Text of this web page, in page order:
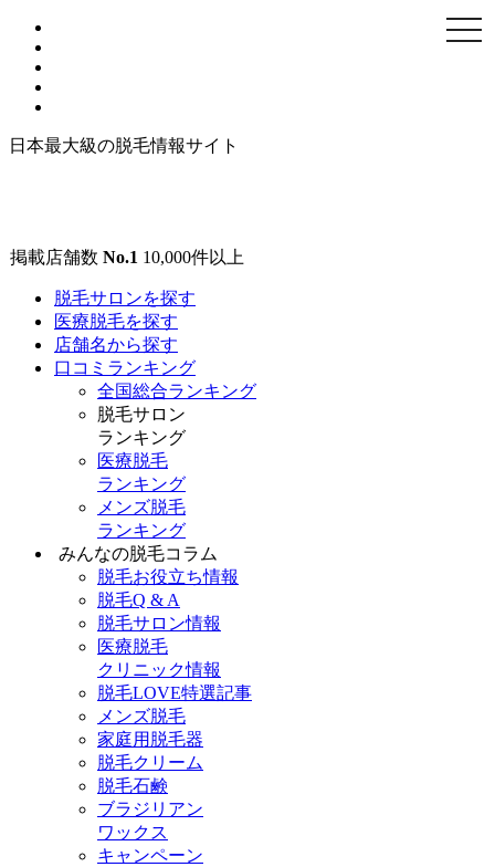
日本最大級の脱毛情報サイト
掲載店舗数 No.1 10,000件以上
脱毛サロンを探す
医療脱毛を探す
店舗名から探す
口コミランキング
全国総合ランキング
脱毛サロン
ランキング
医療脱毛
ランキング
メンズ脱毛
ランキング
みんなの脱毛コラム
脱毛お役立ち情報
脱毛Q & A
脱毛サロン情報
医療脱毛
クリニック情報
脱毛LOVE特選記事
メンズ脱毛
家庭用脱毛器
脱毛クリーム
脱毛石鹸
ブラジリアン
ワックス
キャンペーン